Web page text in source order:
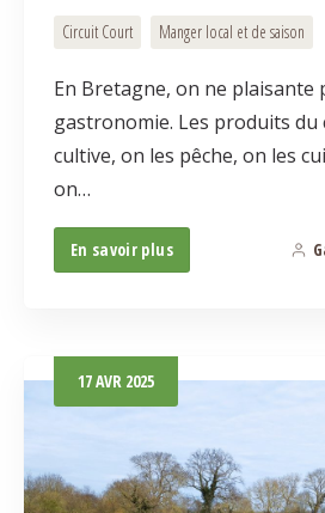
Circuit Court Manger local et de saison
En Bretagne, on ne plaisante
gastronomie. Les produits du
cultive, on les pêche, on les
on…
En savoir plus
17AVR 2025